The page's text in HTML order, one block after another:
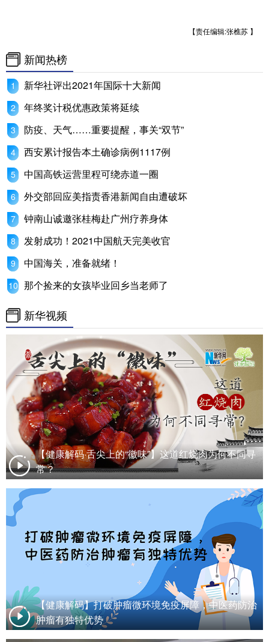
한국어
Deutsch
【责任编辑:张樵苏 】
新闻热榜
新华社评出2021年国际十大新闻
年终奖计税优惠政策将延续
防疫、天气……重要提醒，事关“双节”
西安累计报告本土确诊病例1117例
中国高铁运营里程可绕赤道一圈
外交部回应美指责香港新闻自由遭破坏
钟南山诚邀张桂梅赴广州疗养身体
发射成功！2021中国航天完美收官
中国海关，准备就绪！
那个捡来的女孩毕业回乡当老师了
新华视频
【健康解码·舌尖上的“徽味”】这道红烧肉为何不同寻
常？
【健康解码】打破肿瘤微环境免疫屏障，中医药防治
肿瘤有独特优势